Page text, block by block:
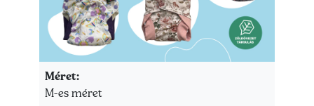
Méret:
Méret
M-es méret